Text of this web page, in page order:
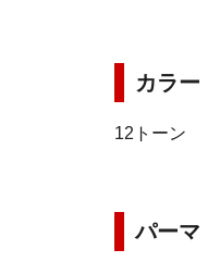
カラー
12トーン
パーマ